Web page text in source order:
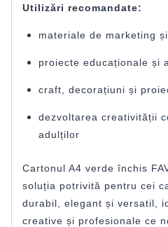
Utilizări recomandate:
materiale de marketing
proiecte educaționale și
craft, decorațiuni și
dezvoltarea creativității
adulților
Cartonul A4 verde închis
soluția potrivită pentru cei
durabil, elegant și versatil,
creative și profesionale ce